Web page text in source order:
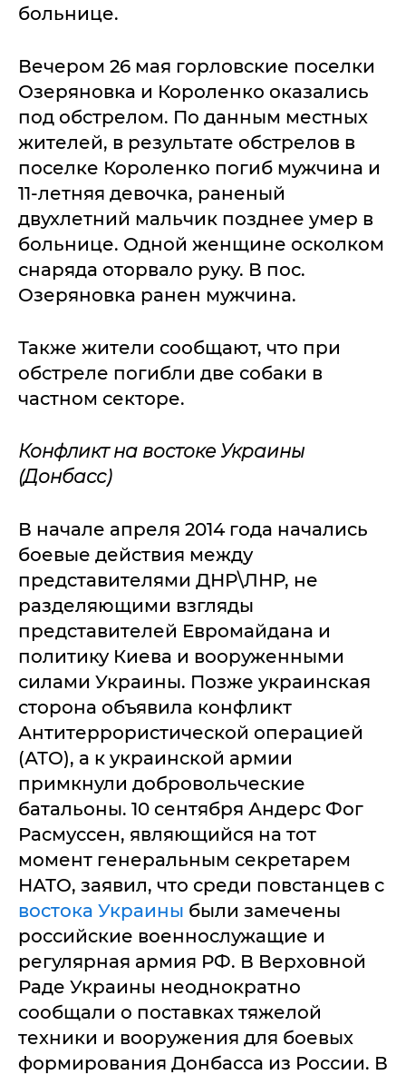
больнице.
Вечером 26 мая горловские поселки
Озеряновка и Короленко оказались
под обстрелом. По данным местных
жителей, в результате обстрелов в
поселке Короленко погиб мужчина и
11-летняя девочка, раненый
двухлетний мальчик позднее умер в
больнице. Одной женщине осколком
снаряда оторвало руку. В пос.
Озеряновка ранен мужчина.
Также жители сообщают, что при
обстреле погибли две собаки в
частном секторе.
Конфликт на востоке Украины
(Донбасс)
В начале апреля 2014 года начались
боевые действия между
представителями ДНР\ЛНР, не
разделяющими взгляды
представителей Евромайдана и
политику Киева и вооруженными
силами Украины. Позже украинская
сторона объявила конфликт
Антитеррористической операцией
(АТО), а к украинской армии
примкнули добровольческие
батальоны. 10 сентября Андерс Фог
Расмуссен, являющийся на тот
момент генеральным секретарем
НАТО, заявил, что среди повстанцев с
востока Украины были замечены
российские военнослужащие и
регулярная армия РФ. В Верховной
Раде Украины неоднократно
сообщали о поставках тяжелой
техники и вооружения для боевых
формирования Донбасса из России. В